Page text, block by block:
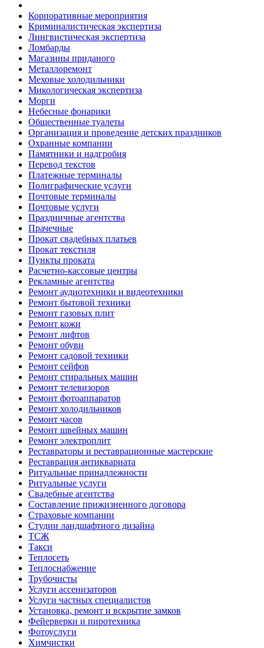
Корпоративные мероприятия
Криминалистическая экспертиза
Лингвистическая экспертиза
Ломбарды
Магазины приданого
Металлоремонт
Меховые холодильники
Микологическая экспертиза
Морги
Небесные фонарики
Общественные туалеты
Организация и проведение детских праздников
Охранные компании
Памятники и надгробия
Перевод текстов
Платежные терминалы
Полиграфические услуги
Почтовые терминалы
Почтовые услуги
Праздничные агентства
Прачечные
Прокат свадебных платьев
Прокат текстиля
Пункты проката
Расчетно-кассовые центры
Рекламные агентства
Ремонт аудиотехники и видеотехники
Ремонт бытовой техники
Ремонт газовых плит
Ремонт кожи
Ремонт лифтов
Ремонт обуви
Ремонт садовой техники
Ремонт сейфов
Ремонт стиральных машин
Ремонт телевизоров
Ремонт фотоаппаратов
Ремонт холодильников
Ремонт часов
Ремонт швейных машин
Ремонт электроплит
Реставраторы и реставрационные мастерские
Реставрация антиквариата
Ритуальные принадлежности
Ритуальные услуги
Свадебные агентства
Составление прижизненного договора
Страховые компании
Студии ландшафтного дизайна
ТСЖ
Такси
Теплосеть
Теплоснабжение
Трубочисты
Услуги ассенизаторов
Услуги частных специалистов
Установка, ремонт и вскрытие замков
Фейерверки и пиротехника
Фотоуслуги
Химчистки